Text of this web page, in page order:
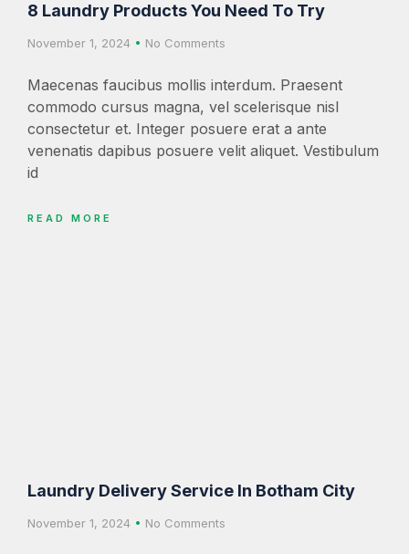
8 Laundry Products You Need To Try
November 1, 2024 No Comments
Maecenas faucibus mollis interdum. Praesent
commodo cursus magna, vel scelerisque nisl
consectetur et. Integer posuere erat a ante
venenatis dapibus posuere velit aliquet. Vestibulum
id
READ MORE
Laundry Delivery Service In Botham City
November 1, 2024 No Comments